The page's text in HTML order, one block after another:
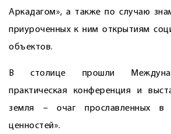
Аркадагом», а также по случаю
приуроченных к ним открытиям
объектов.
В столице прошли
практическая конференция и
земля – очаг прославленных в
ценностей».